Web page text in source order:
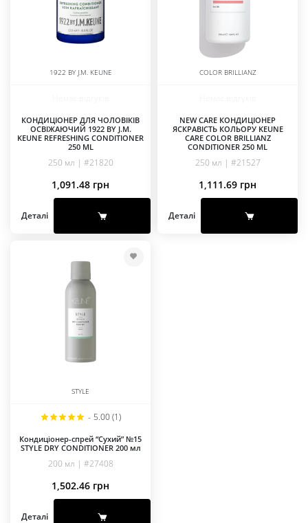
1922 BY J.M. KEUNE
КОНДИЦІОНЕР ДЛЯ ЧОЛОВІКІВ
ОСВІЖАЮЧИЙ 1922 BY J.M.
KEUNE REFRESHING CONDITIONER
250 ML
250 мл | #21820
1,091.48 грн
Деталі
COLOR BRILLIANZ
NEW CARE КОНДИЦІОНЕР
ЯСКРАВІСТЬ КОЛЬОРУ KEUNE
CARE COLOR BRILLIANZ
CONDITIONER 250 ML
250 мл | #21527
1,111.69 грн
Деталі
STYLE
- 5.00 (1)
Кондиціонер-спрей “Сухий” №15
STYLE DRY CONDITIONER 200 мл
200 мл | #27408
1,502.46 грн
Деталі